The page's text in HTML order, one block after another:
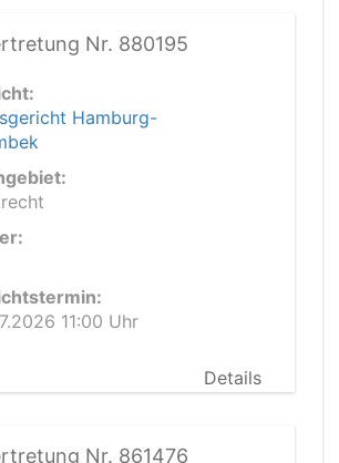
Nr. 880195
Hamburg-
11:00 Uhr
Details
Nr. 861476